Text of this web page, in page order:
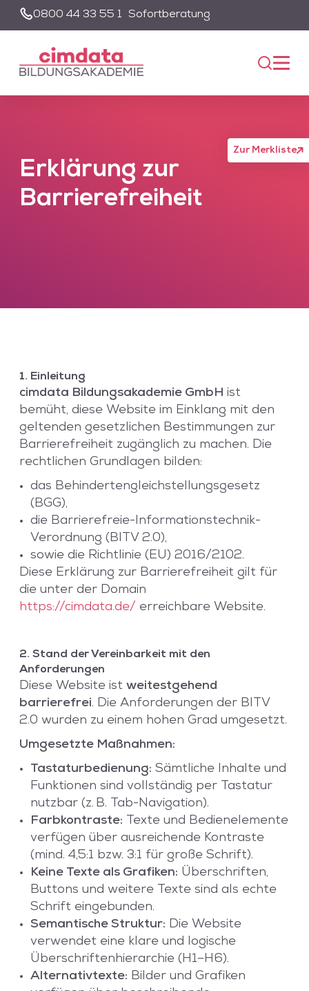
0800 44 33 55 1 Sofortberatung
Zur Merkliste
Unsere Suche wird von einem KI-gestützten Chatbot-System
der Datenschutzerklärung zustimmen und die entsprechenden
Erklärung zur
Barrierefreiheit
1. Einleitung
cimdata Bildungsakademie GmbH ist
bemüht, diese Website im Einklang mit den
geltenden gesetzlichen Bestimmungen zur
Barrierefreiheit zugänglich zu machen. Die
rechtlichen Grundlagen bilden:
das Behindertengleichstellungsgesetz
(BGG),
die Barrierefreie-Informationstechnik-
Verordnung (BITV 2.0),
sowie die Richtlinie (EU) 2016/2102.
Diese Erklärung zur Barrierefreiheit gilt für
die unter der Domain
https://cimdata.de/ erreichbare Website.
2. Stand der Vereinbarkeit mit den
Anforderungen
Diese Website ist weitestgehend
barrierefrei. Die Anforderungen der BITV
2.0 wurden zu einem hohen Grad umgesetzt.
Umgesetzte Maßnahmen:
Tastaturbedienung: Sämtliche Inhalte und
Funktionen sind vollständig per Tastatur
nutzbar (z. B. Tab-Navigation).
Farbkontraste: Texte und Bedienelemente
verfügen über ausreichende Kontraste
(mind. 4,5:1 bzw. 3:1 für große Schrift).
Keine Texte als Grafiken: Überschriften,
Buttons und weitere Texte sind als echte
Schrift eingebunden.
Semantische Struktur: Die Website
verwendet eine klare und logische
Überschriftenhierarchie (H1–H6).
Alternativtexte: Bilder und Grafiken